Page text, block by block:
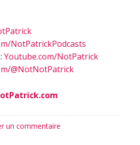
NotPatrickPodcasts
Youtube.com/NotPatrick
@NotNotPatrick
un commentaire